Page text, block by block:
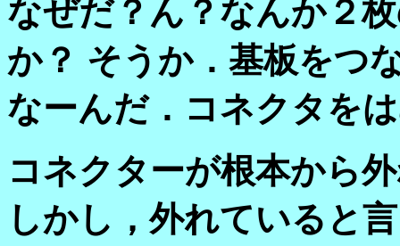
なぜだ？ん？なんか２
か？ そうか．基板をつ
なーんだ．コネクタを
コネクターが根本から
しかし，外れていると